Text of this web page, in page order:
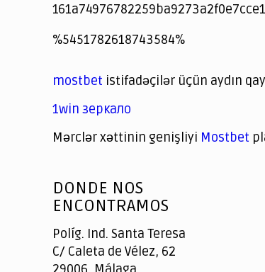
jeetcity
1xbet
jeet city casino
%5451782618743584%
spintiger
Avabet
Spinrise
Crown Green
Crowngreen casino login
슈가 러쉬1000 슬롯
crazy time casino online
1xcasinozambia.com
codingworldnews.com
parimatch.kr
winorio
winorio casino
winorio
mostbet istifadəçilər üçün aydın
1win зеркало
Mərclər xəttinin genişliyi Mostbet
of
Casino
DONDE NOS
ENCONTRAMOS
Políg. Ind. Santa Teresa
C/ Caleta de Vélez, 62